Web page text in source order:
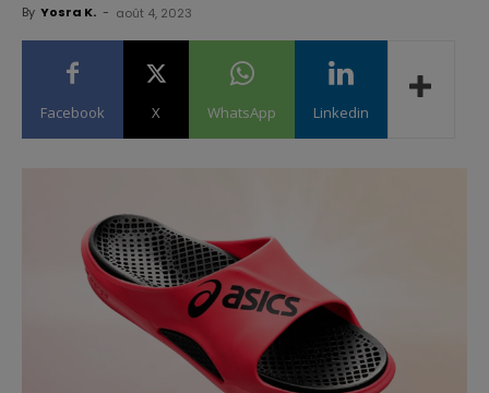
By Yosra K. - août 4, 2023
Facebook X WhatsApp Linkedin